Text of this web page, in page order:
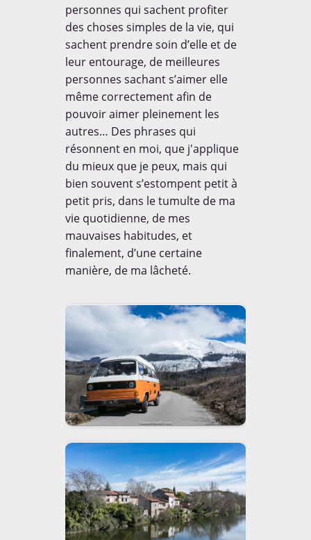
AWARDS
Dans la rubrique voyage /
tourisme parmi plus de 200
blogs. Merci à tous!
MEDIAS
Découvrez les articles et
interviews réalisés autours de
notre projet le tour du monde
à 80 cm.
EN SAVOIR [+]
personnes qui sachent profiter
des choses simples de la vie, qui
sachent prendre soin d’elle et de
leur entourage, de meilleures
personnes sachant s’aimer elle
même correctement afin de
pouvoir aimer pleinement les
autres… Des phrases qui
résonnent en moi, que j'applique
du mieux que je peux, mais qui
bien souvent s’estompent petit à
petit pris, dans le tumulte de ma
vie quotidienne, de mes
mauvaises habitudes, et
finalement, d’une certaine
manière, de ma lâcheté.